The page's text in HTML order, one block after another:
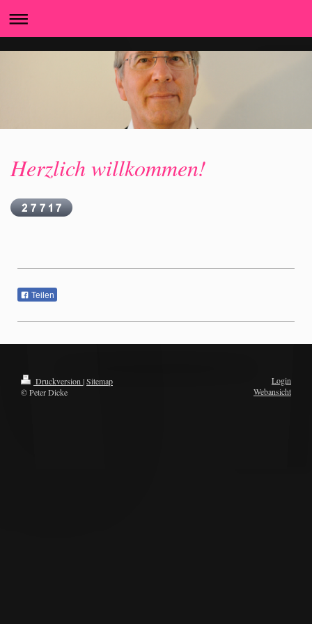
Herzlich willkommen!
Teilen
Druckversion|Sitemap
© Peter Dicke
Login
Webansicht